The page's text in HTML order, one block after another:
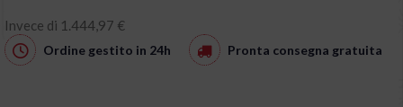
Invece di 1.444,97 €
Ordine gestito in 24h Pronta consegna gratuita